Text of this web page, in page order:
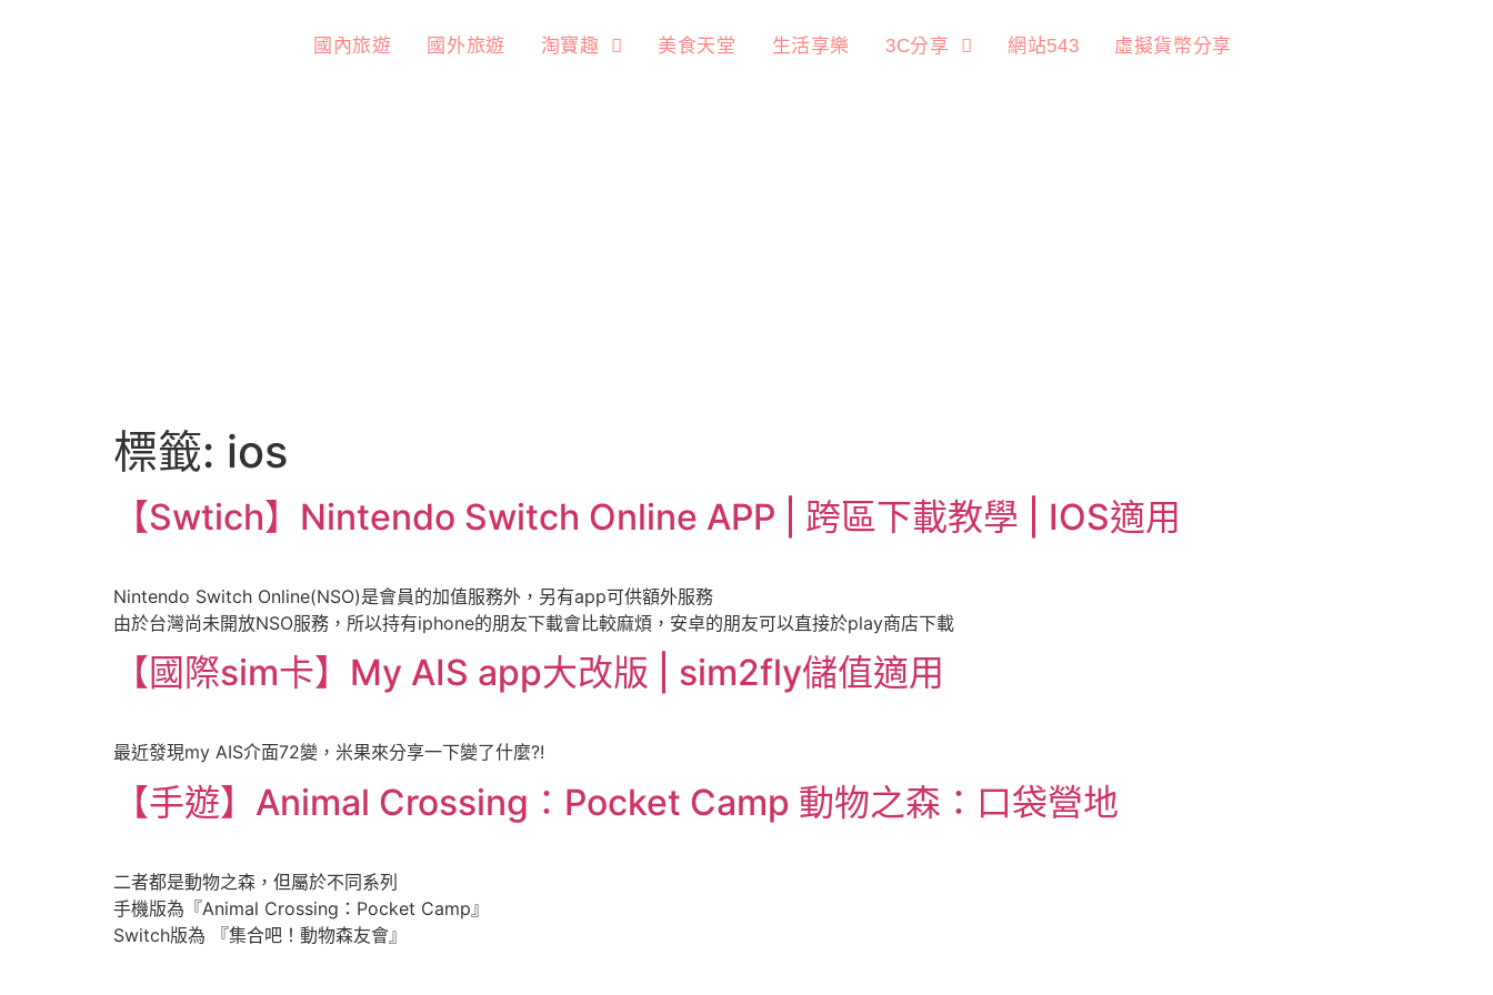
國內旅遊 國外旅遊 淘寶趣 美食天堂 生活享樂 3C分享 網站543 虛擬貨幣分享
標籤: ios
【Swtich】Nintendo Switch Online APP | 跨區下載教學 | IOS適用
Nintendo Switch Online(NSO)是會員的加值服務外，另有app可供額外服務
由於台灣尚未開放NSO服務，所以持有iphone的朋友下載會比較麻煩，安卓的朋友可以直接於play商店下載
【國際sim卡】My AIS app大改版 | sim2fly儲值適用
最近發現my AIS介面72變，米果來分享一下變了什麼?!
【手遊】Animal Crossing：Pocket Camp 動物之森：口袋營地
二者都是動物之森，但屬於不同系列
手機版為『Animal Crossing：Pocket Camp』
Switch版為 『集合吧！動物森友會』